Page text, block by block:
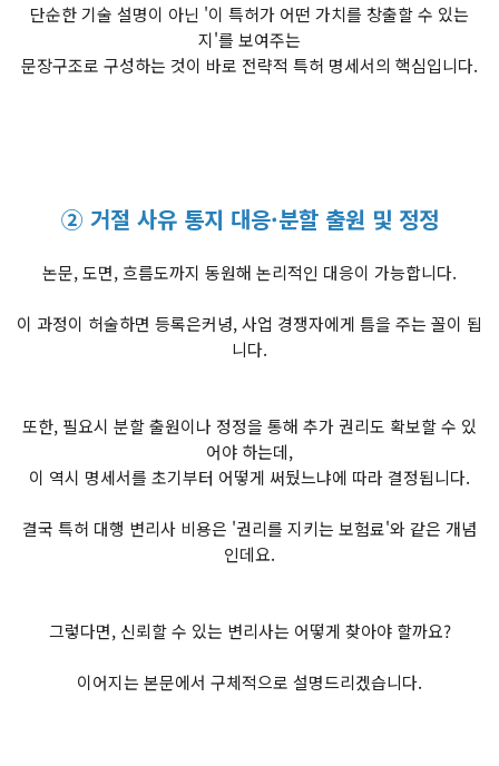
단순한 기술 설명이 아닌 '이 특허가 어떤 가치를 창출할 수 있는
지'를 보여주는
문장구조로 구성하는 것이 바로 전략적 특허 명세서의 핵심입니다.​
② 거절 사유 통지 대응·분할 출원 및 정정
논문, 도면, 흐름도까지 동원해 논리적인 대응이 가능합니다.
이 과정이 허술하면 등록은커녕, 사업 경쟁자에게 틈을 주는 꼴이 됩
니다.
또한, 필요시 분할 출원이나 정정을 통해 추가 권리도 확보할 수 있
어야 하는데,
이 역시 명세서를 초기부터 어떻게 써뒀느냐에 따라 결정됩니다.
결국 특허 대행 변리사 비용은 '권리를 지키는 보험료'와 같은 개념
인데요.
그렇다면, 신뢰할 수 있는 변리사는 어떻게 찾아야 할까요?
이어지는 본문에서 구체적으로 설명드리겠습니다.